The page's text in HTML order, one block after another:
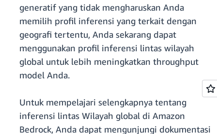
generatif yang tidak mengharuskan Anda
memilih profil inferensi yang terkait dengan
geografi tertentu, Anda sekarang dapat
menggunakan profil inferensi lintas wilayah
global untuk lebih meningkatkan throughput
model Anda.
Untuk mempelajari selengkapnya tentang
inferensi lintas Wilayah global di Amazon
Bedrock, Anda dapat mengunjungi dokumentasi